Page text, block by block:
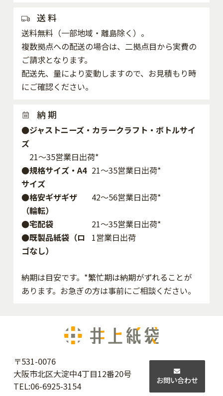
送 料
送料無料（一部地域・離島除く）。
複数拠点への配送の場合は、二拠点目から実費の
ご請求となります。
配送先、量により変動しますので、お見積もり時
にご確認ください。
納 期
●ジャストニーズ・カラークラフト・ボトルサイ
ズ
21～35営業日出荷*
●規格サイズ・A4
サイズ
21～35営業日出荷*
●格安ギザギザ
（輪転）
42〜56営業日出荷*
●宅配袋
21～35営業日出荷*
●既製品紙袋（ロ
ゴなし）
1営業日出荷
納期は目安です。*繁忙期は納期がずれることが
あります。お急ぎの方は事前にご相談ください。
〒531-0076
大阪市北区大淀中4丁目12番20号
TEL:06-6925-3154
お問い合わせ